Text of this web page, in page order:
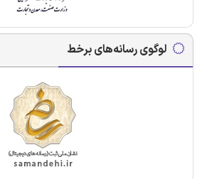
لوگوی رسانه‌های برخط